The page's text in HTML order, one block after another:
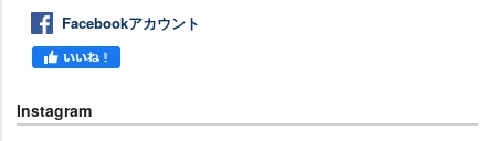
Facebookアカウント
Instagram